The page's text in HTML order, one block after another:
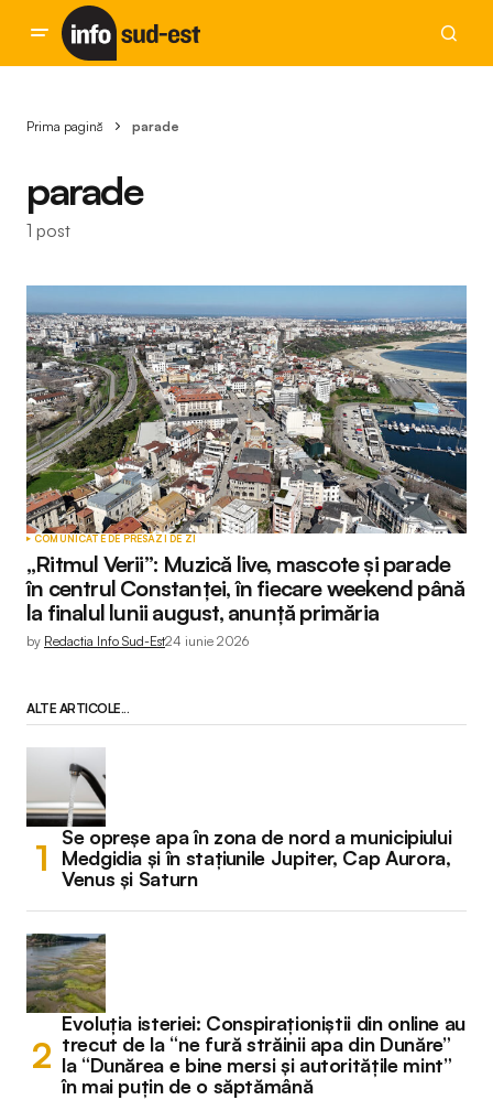
Prima pagină parade
parade
1 post
COMUNICATE DE PRESĂZI DE ZI
„Ritmul Verii”: Muzică live, mascote și parade
în centrul Constanței, în fiecare weekend până
la finalul lunii august, anunță primăria
by Redactia Info Sud-Est24 iunie 2026
ALTE ARTICOLE...
Se opreșe apa în zona de nord a municipiului
Medgidia și în stațiunile Jupiter, Cap Aurora,
Venus și Saturn
Evoluția isteriei: Conspiraționiștii din online au
trecut de la “ne fură străinii apa din Dunăre”
la “Dunărea e bine mersi și autoritățile mint”
în mai puțin de o săptămână